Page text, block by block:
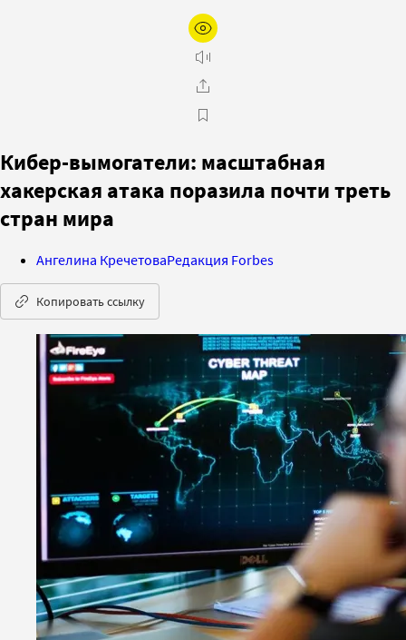
Кибер-вымогатели: масштабная
хакерская атака поразила почти треть
стран мира
Ангелина КречетоваРедакция Forbes
Копировать ссылку